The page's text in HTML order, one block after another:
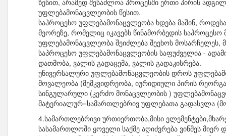
წესით, არამედ შესაძლოა პროცესში ერთი პირის
უფლებამონაცვლეობის წესით.
საპროცესო უფლებამონაცვლეობა ხდება მაშინ,
მეორეზე, რომელიც იკავებს წინამორბედის საპროცესო
უფლებამონაცვლეობა შეიძლება შეეხოს მოსარჩელეს,
საპროცესო უფლებამონაცვლეობის საფუძველია -
დათმობა, ვალის გადაცემა, ვალის გადაკისრება.
უნივერსალური უფლებამონაცვლეობის დროს
მოვალეობა (მემკვიდრეობა, იურიდიული პირის
სინგულარული (კერძო მონაცვლეობის )
მატერიალურ=სამართლებრივ უფლებათა გადასვლა
4.სამართლებრივი ურთიერთობა,მისი
სასამართლოში ყოველი საქმე აღიძვრება ვინმეს